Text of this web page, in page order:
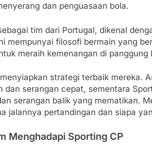
dan penguasaan bola.
tim dari Portugal, dikenal
mempunyai filosofi bermain yang
meraih kemenangan di panggung
strategi terbaik mereka.
dan serangan cepat, sementara
serangan balik yang mematikan.
jalannya pertandingan dan siapa
Menghadapi Sporting CP